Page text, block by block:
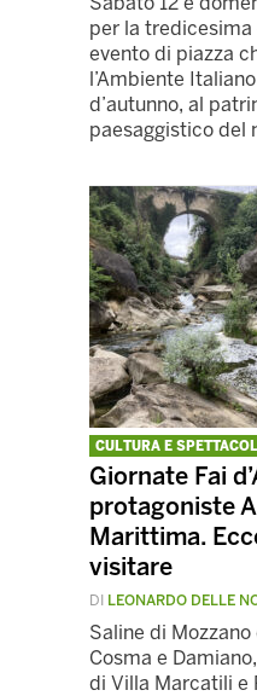
per la tredicesima
evento di piazza
l’Ambiente
d’autunno, al
paesaggistico del
CULTURA E SPETTACOLI
Giornate Fai
protagoniste
Marittima.
visitare
DI LEONARDO DELLE
Saline di Mozzano
Cosma e
di Villa Marcatili e